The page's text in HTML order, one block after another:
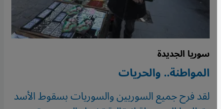
سوريا الجديدة
المواطنة.. والحريات
لقد فرح جميع السوريين والسوريات بسقوط الأسد